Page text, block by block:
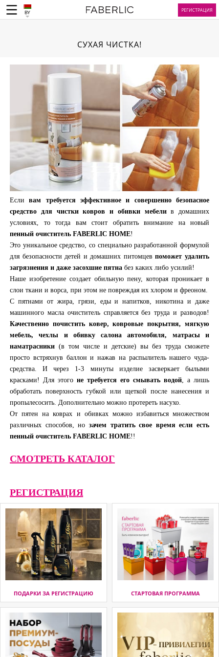
BY РЕГИСТРАЦИЯ
СУХАЯ ЧИСТКА!
Есливам требуется эффективное и совершенно безопасное
средство для чистки ковров и обивки мебелив домашних
условиях, то тогда вам стоит обратить внимание на новый
пенный очиститель FABERLIC HOME!
Это уникальное средство, со специально разработанной формулой
для безопасности детей и домашних питомцевпоможет удалить
загрязнения и даже засохшие пятна без каких либо усилий!
Наше изобретение создает обильную пену, которая проникает в
слои ткани и ворса, при этом не повреждая их хлором и фреоном.
С пятнами от жира, грязи, еды и напитков, никотина и даже
машинного масла очиститель справляется без труда и разводов!
Качественно почистить ковер, ковровые покрытия, мягкую
мебель, чехлы и обивку салона автомобиля, матрасы и
наматрасники (в том числе и детские) вы без труда сможете
просто встряхнув баллон и нажав на распылитель нашего чуда-
средства. И через 1-3 минуты изделие засверкает былыми
красками! Для этого не требуется его смывать водой , а лишь
обработать поверхность губкой или щеткой после нанесения и
пропылесосить. Дополнительно можно протереть насухо.
От пятен на коврах и обивках можно избавиться множеством
различных способов, но зачем тратить свое время если есть
пенный очиститель FABERLIC HOME!!
СМОТРЕТЬ КАТАЛОГ
РЕГИСТРАЦИЯ
ПОДАРКИ ЗА РЕГИСТРАЦИЮ СТАРТОВАЯ ПРОГРАММА